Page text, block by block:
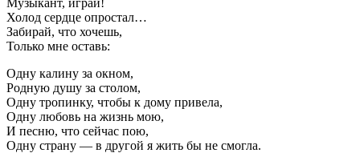
Холод сердце опростал…
Забирай, что хочешь,
Только мне оставь:
Одну калину за окном,
Родную душу за столом,
Одну тропинку, чтобы к дому привела,
Одну любовь на жизнь мою,
И песню, что сейчас пою,
Одну страну — в другой я жить бы не смогла.